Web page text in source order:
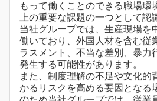
もって働くことのできる職場環
上の重要な課題の一つとして認
当社グループでは、生産現場を
働いており、外国人材を含む従
ラスメント、不当な差別、暴力
発生する可能性があります。
また、制度理解の不足や文化的
かるリスクを高める要因となる